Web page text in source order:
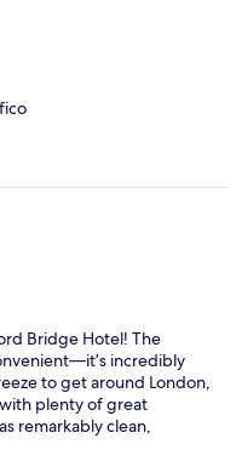
Bridge Hotel! The
incredibly
to get around London,
plenty of great
remarkably clean,
our visit. One of the